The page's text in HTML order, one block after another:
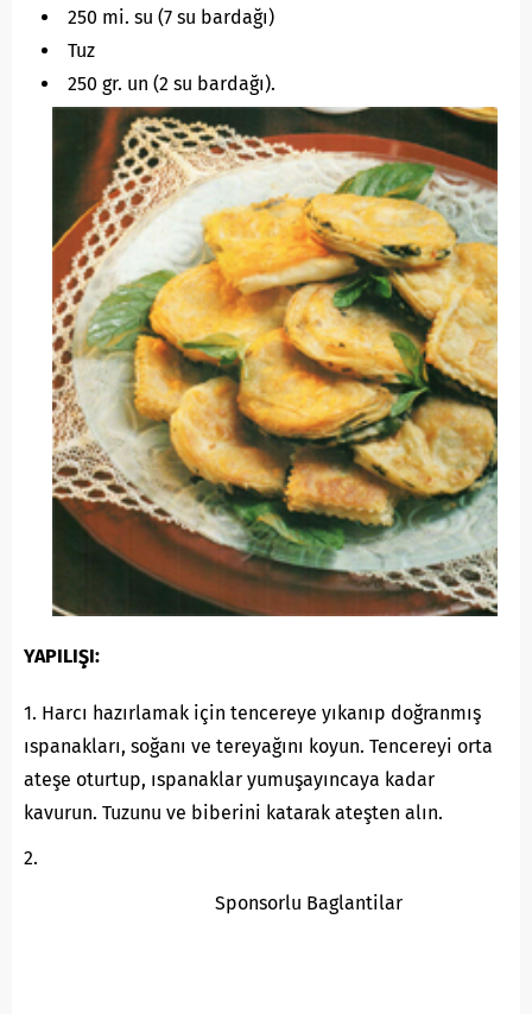
250 mi. su (7 su bardağı)
Tuz
250 gr. un (2 su bardağı).
YAPILIŞI:
1. Harcı hazırlamak için tencereye yıkanıp doğranmış
ıspanakları, soğanı ve tereyağını koyun. Tencereyi orta
ateşe oturtup, ıspanaklar yumuşayıncaya kadar
kavurun. Tuzunu ve biberini katarak ateşten alın.
Sponsorlu Baglantilar
2.